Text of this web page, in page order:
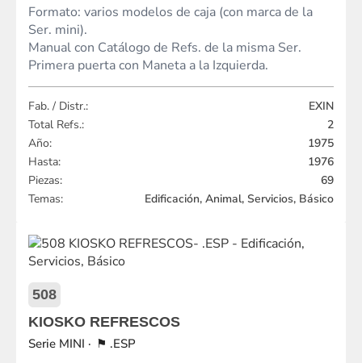
Formato: varios modelos de caja (con marca de la
Ser. mini).
Manual con Catálogo de Refs. de la misma Ser.
Primera puerta con Maneta a la Izquierda.
Fab. / Distr.:
EXIN
Total Refs.:
2
Año:
1975
Hasta:
1976
Piezas:
69
Temas:
Edificación, Animal, Servicios, Básico
508
KIOSKO REFRESCOS
MINI
.ESP